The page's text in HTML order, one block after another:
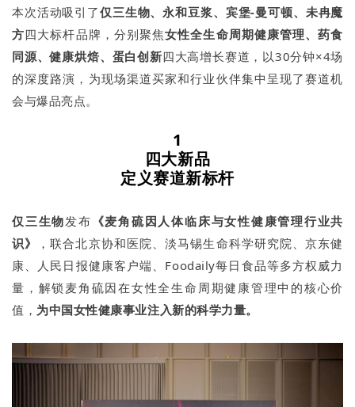
本次活动吸引了仅三生物、永和豆浆、宾堡-曼可顿、未冉魔
方四大标杆品牌，分别聚焦女性全生命周期健康管理、药食
同源、健康烘焙、蛋白创新四大高增长赛道，以30分钟×4场
的深度路演，为现场渠道买家和行业伙伴集中呈现了赛道机
会与爆品亮点。
1
四大新品
定义赛道新标杆
仅三生物发布 《麦角硫因人体临床与女性健康管理行业共
识》
，联合北京协和医院、淡马锡生命科学研究院、京东健
康、人民日报健康客户端、Foodaily每日食品等多方权威力
量，解锁麦角硫因在女性全生命周期健康管理中的核心价
值， 为中国女性健康事业注入新的科学力量。